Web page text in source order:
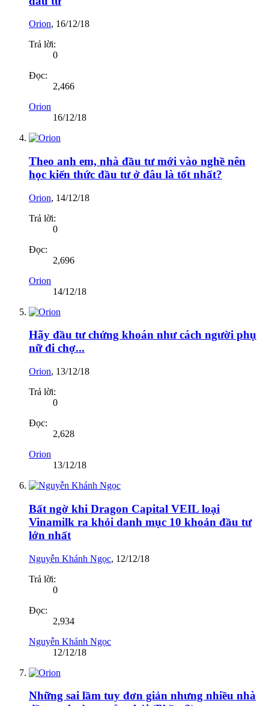
Orion, 16/12/18
Trả lời:
0
Đọc:
2,466
Orion
16/12/18
Theo anh em, nhà đầu tư mới vào nghề nên
học kiến thức đầu tư ở đâu là tốt nhất?
Orion, 14/12/18
Trả lời:
0
Đọc:
2,696
Orion
14/12/18
Hãy đầu tư chứng khoán như cách người phụ
nữ đi chợ...
Orion, 13/12/18
Trả lời:
0
Đọc:
2,628
Orion
13/12/18
Bất ngờ khi Dragon Capital VEIL loại
Vinamilk ra khỏi danh mục 10 khoản đầu tư
lớn nhất
Nguyễn Khánh Ngọc, 12/12/18
Trả lời:
0
Đọc:
2,934
Nguyễn Khánh Ngọc
12/12/18
Những sai lầm tuy đơn giản nhưng nhiều nhà